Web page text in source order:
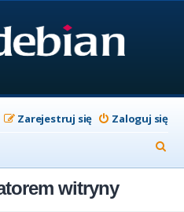
Zaloguj się
Zarejestruj się
z
witryny